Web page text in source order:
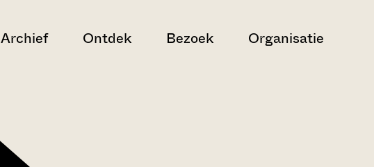
Archief Ontdek Bezoek Organisatie